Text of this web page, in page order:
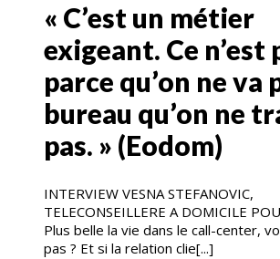
« C’est un métier
exigeant. Ce n’est
parce qu’on ne va
bureau qu’on ne
pas. » (Eodom)
INTERVIEW VESNA STEFANOVIC,
TELECONSEILLERE A DOMICILE
Plus belle la vie dans le call-center,
pas ? Et si la relation clie[...]